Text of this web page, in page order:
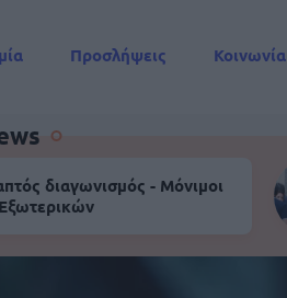
Προσλήψεις Κοινωνία
διαγωνισμός - Μόνιμοι